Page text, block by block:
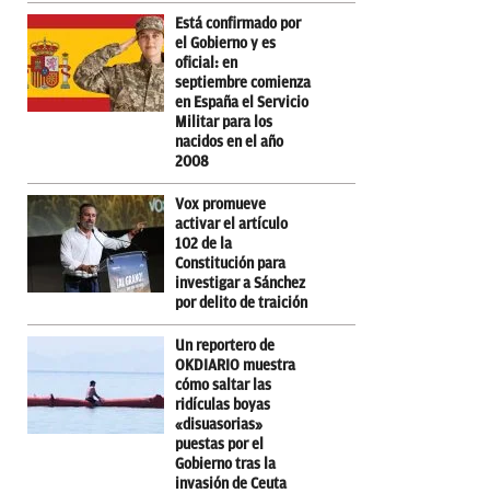
Está confirmado por
el Gobierno y es
oficial: en
septiembre comienza
en España el Servicio
Militar para los
nacidos en el año
2008
Vox promueve
activar el artículo
102 de la
Constitución para
investigar a Sánchez
por delito de traición
Un reportero de
OKDIARIO muestra
cómo saltar las
ridículas boyas
«disuasorias»
puestas por el
Gobierno tras la
invasión de Ceuta